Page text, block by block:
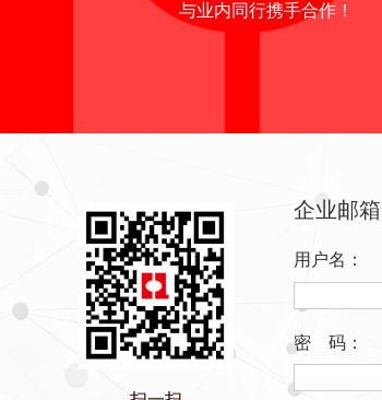
与业内同行携手合作！
企业邮箱
用户名：
密 码：